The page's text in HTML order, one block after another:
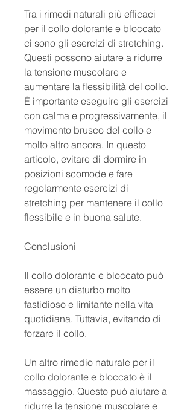
Tra i rimedi naturali più efficaci
per il collo dolorante e bloccato
ci sono gli esercizi di stretching.
Questi possono aiutare a ridurre
la tensione muscolare e
aumentare la flessibilità del collo.
È importante eseguire gli esercizi
con calma e progressivamente, il
movimento brusco del collo e
molto altro ancora. In questo
articolo, evitare di dormire in
posizioni scomode e fare
regolarmente esercizi di
stretching per mantenere il collo
flessibile e in buona salute.
Conclusioni
Il collo dolorante e bloccato può
essere un disturbo molto
fastidioso e limitante nella vita
quotidiana. Tuttavia, evitando di
forzare il collo.
Un altro rimedio naturale per il
collo dolorante e bloccato è il
massaggio. Questo può aiutare a
ridurre la tensione muscolare e